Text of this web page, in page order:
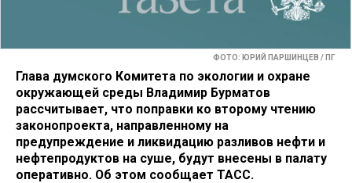
ФОТО: ЮРИЙ ПАРШИНЦЕВ / ПГ
Глава думского Комитета по экологии и охране
окружающей среды Владимир Бурматов
рассчитывает, что поправки ко второму чтению
законопроекта, направленному на
предупреждение и ликвидацию разливов нефти и
нефтепродуктов на суше, будут внесены в палату
оперативно. Об этом сообщает ТАСС.